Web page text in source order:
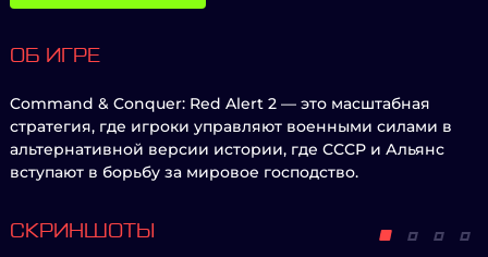
ОБ ИГРЕ
Command & Conquer: Red Alert 2 — это масштабная
стратегия, где игроки управляют военными силами в
альтернативной версии истории, где СССР и Альянс
вступают в борьбу за мировое господство.
СКРИНШОТЫ